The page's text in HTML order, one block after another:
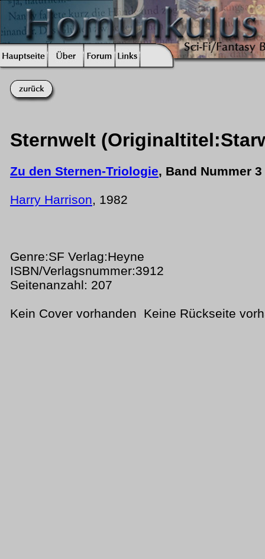
Sternwelt
Zu den Sternen-Triologie, Band Nummer 3
Harry Harrison, 1982
Genre:SF Verlag:Heyne
ISBN/Verlagsnummer:3912
Seitenanzahl: 207
Kein Cover vorhanden Keine Rückseite